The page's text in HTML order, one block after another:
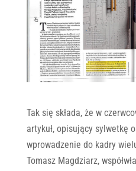
Tak się składa, że w
artykuł, opisujący sylwetkę
wprowadzenie do kadry
Tomasz Magdziarz,